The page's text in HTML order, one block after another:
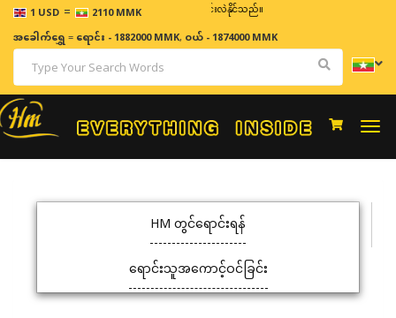
1 USD = 2110 MMK
ဈေးနှုန်းများသည် အချိန်နှင့် အမျှပြောင်းလဲနိုင်သည်။
အခေါက်ရွှေ=ရောင်း - 1882000 MMK, ဝယ် - 1874000 MMK
HM တွင်ရောင်းရန်
ရောင်းသူအကောင့်ဝင်ခြင်း